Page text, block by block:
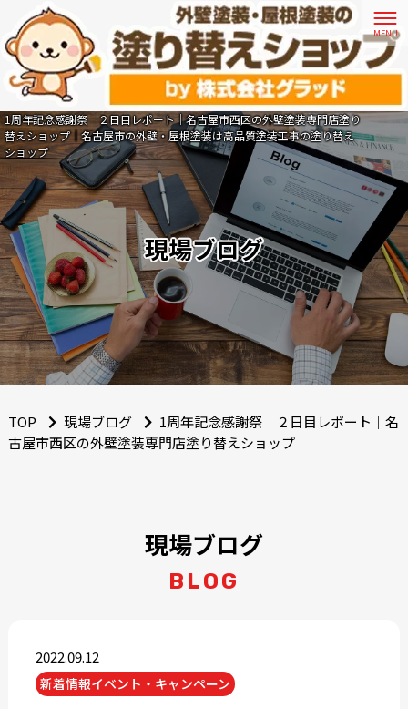
1周年記念感謝祭 ２日目レポート｜名古屋市西区の外壁塗装専門店塗り
替えショップ｜名古屋市の外壁・屋根塗装は高品質塗装工事の塗り替え
ショップ
現場ブログ
TOP 現場ブログ
1周年記念感謝祭 ２日目レポート｜名
古屋市西区の外壁塗装専門店塗り替えショップ
現場ブログ
BLOG
2022.09.12
新着情報イベント・キャンペーン